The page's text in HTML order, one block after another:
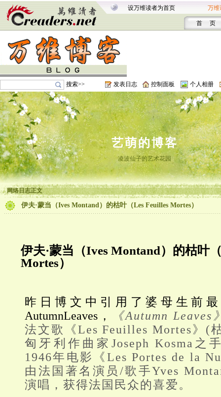
设万维读者为首页 万维
首 页
搜索>> 发表日志 控制面板 个人相册
艺萌的博客
凌波仙子的艺术花园
网络日志正文
伊夫·蒙当（Ives Montand）的枯叶（Les Feuilles Mortes）
伊夫·蒙当（Ives Montand）的枯叶
Mortes）
昨日博文中引用了婆母生前
AutumnLeaves，
《Autumn Leaves
法文歌《Les Feuilles Mortes》(
匈牙利作曲家Joseph Kosma之
1946年电影《Les Portes de la
由法国著名演员/歌手Yves
演唱，获得法国民众的喜爱。